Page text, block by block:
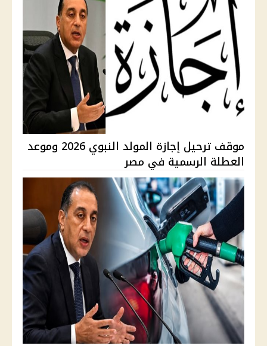
موقف ترحيل إجازة المولد النبوي 2026 وموعد
العطلة الرسمية في مصر